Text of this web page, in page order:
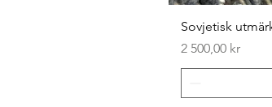
Sovjetisk
Pris
2 500,00 kr